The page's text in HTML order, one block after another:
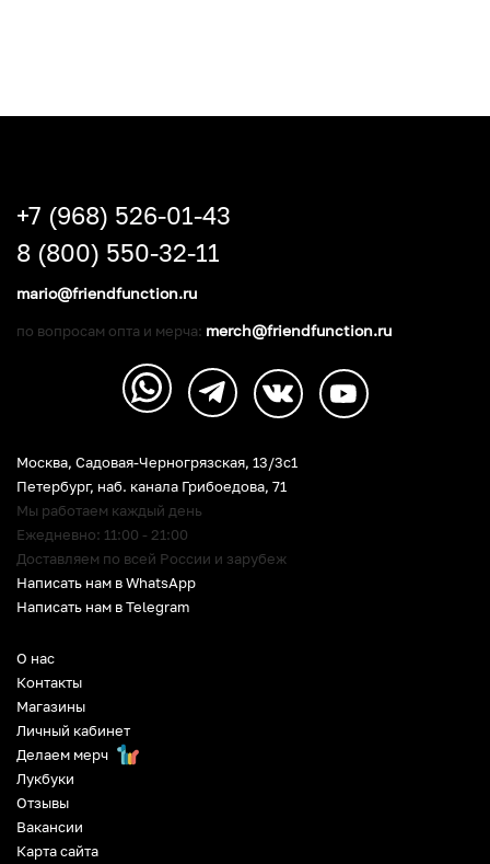
О нас
Контакты
Магазины
Личный кабинет
Делаем мерч
Лукбуки
Отзывы
Вакансии
Карта сайта
Москва, Садовая-Черногрязская, 13/3c1
Петербург, наб. канала Грибоедова, 71
Мы работаем каждый день
Ежедневно: 11:00 - 21:00
Доставляем по всей России и зарубеж
Написать нам в WhatsApp
Написать нам в Telegram
+7 (968) 526-01-43
8 (800) 550-32-11
mario@friendfunction.ru
по вопросам опта и мерча: merch@friendfunction.ru